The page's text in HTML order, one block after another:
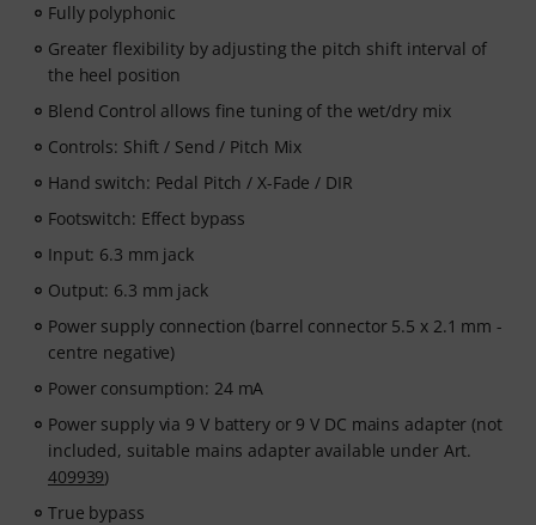
Fully polyphonic
Greater flexibility by adjusting the pitch shift interval of
the heel position
Blend Control allows fine tuning of the wet/dry mix
Controls: Shift / Send / Pitch Mix
Hand switch: Pedal Pitch / X-Fade / DIR
Footswitch: Effect bypass
Input: 6.3 mm jack
Output: 6.3 mm jack
Power supply connection (barrel connector 5.5 x 2.1 mm -
centre negative)
Power consumption: 24 mA
Power supply via 9 V battery or 9 V DC mains adapter (not
included, suitable mains adapter available under Art.
409939)
True bypass